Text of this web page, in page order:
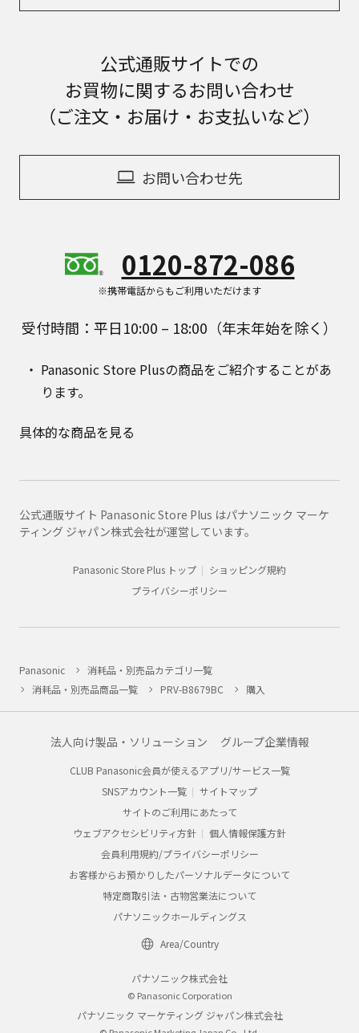
公式通販サイトでの
お買物に関するお問い合わせ
（ご注文・お届け・お支払いなど）
お問い合わせ先
0120-872-086
※携帯電話からもご利用いただけます
受付時間：平日10:00 – 18:00（年末年始を除く）
Panasonic Store Plusの商品をご紹介することがあ
ります。
具体的な商品を見る
公式通販サイト Panasonic Store Plus はパナソニック マーケ
ティング ジャパン株式会社が運営しています。
Panasonic Store Plus トップ
ショッピング規約
プライバシーポリシー
Panasonic
消耗品・別売品カテゴリ一覧
消耗品・別売品商品一覧
PRV-B8679BC 購入
法人向け製品・ソリューション グループ企業情報
CLUB Panasonic会員が使えるアプリ/サービス一覧
SNSアカウント一覧
サイトマップ
サイトのご利用にあたって
ウェブアクセシビリティ方針
個人情報保護方針
会員利用規約/プライバシーポリシー
お客様からお預かりしたパーソナルデータについて
特定商取引法・古物営業法について
パナソニックホールディングス
Area/Country
パナソニック株式会社
© Panasonic Corporation
パナソニック マーケティング ジャパン株式会社